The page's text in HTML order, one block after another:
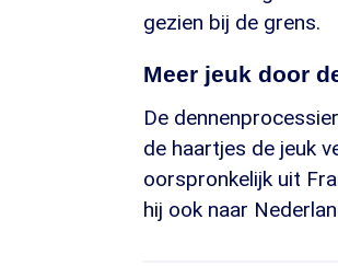
gezien bij de grens.
Meer jeuk door
De
de haartjes de jeuk
oorspronkelijk uit
hij ook naar